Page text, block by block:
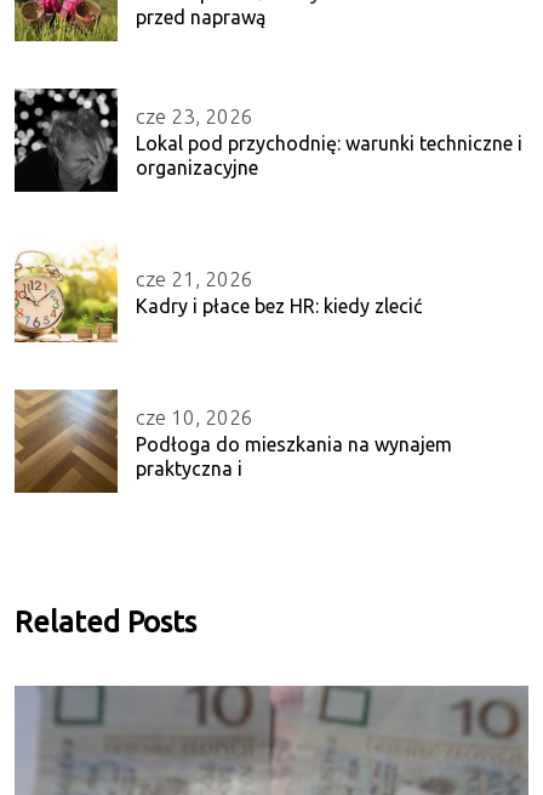
przed naprawą
cze 23, 2026
Lokal pod przychodnię: warunki techniczne i
organizacyjne
cze 21, 2026
Kadry i płace bez HR: kiedy zlecić
cze 10, 2026
Podłoga do mieszkania na wynajem
praktyczna i
Related Posts